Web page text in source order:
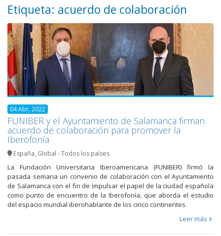
Etiqueta: acuerdo de colaboración
04 Abr, 2022
FUNIBER y el Ayuntamiento de Salamanca firman
acuerdo de colaboración para promover la
Iberofonía
España, Global - Todos los países
La Fundación Universitaria Iberoamericana (FUNIBER) firmó la
pasada semana un convenio de colaboración con el Ayuntamiento
de Salamanca con el fin de impulsar el papel de la ciudad española
como punto de encuentro de la Iberofonía, que aborda el estudio
del espacio mundial iberohablante de los cinco continentes.
Leer más